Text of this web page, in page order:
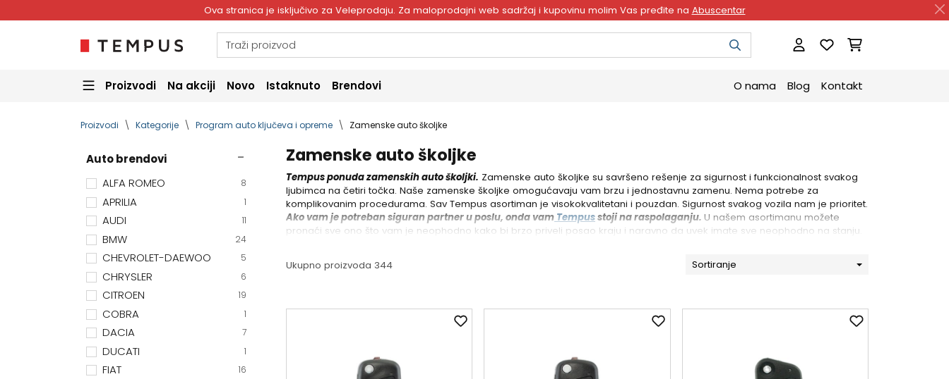
Ova stranica je isključivo za Veleprodaju. Za maloprodajni web sadržaj i kupovinu molim Vas pređite na Abuscentar
Proizvodi Na akciji Novo Istaknuto Brendovi O nama Blog Kontakt
Proizvodi Kategorije Program auto ključeva i opreme Zamenske auto školjke
Auto brendovi
ALFA ROMEO
8
APRILIA 1
AUDI 11
BMW 24
CHEVROLET-DAEWOO 5
CHRYSLER 6
CITROEN 19
COBRA 1
DACIA 7
DUCATI 1
FIAT 16
Zamenske auto školjke
Tempus ponuda zamenskih auto školjki. Zamenske auto školjke su savršeno rešenje za sigurnost i funkcionalnost svakog
ljubimca na četiri točka. Naše zamenske školjke omogućavaju vam brzu i jednostavnu zamenu. Nema potrebe za
komplikovanim procedurama. Sav Tempus asortiman je visokokvalitetani i pouzdan. Sigurnost svakog vozila nam je prioritet.
Ako vam je potreban siguran partner u poslu, onda vam Tempusstoji na raspolaganju. U našem asortimanu možete
pronaći sve ono što vam je neophodno kako bi brzo priveli posao kraju i naravno da uvek imate sve neophodno na stanju.
Ukupno proizvoda 344 Sortiranje